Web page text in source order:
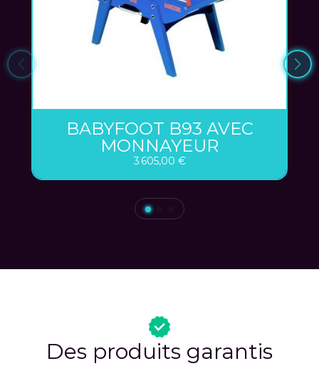
BABYFOOT B93 AVEC
MONNAYEUR
3 605,00 €
Des produits garantis